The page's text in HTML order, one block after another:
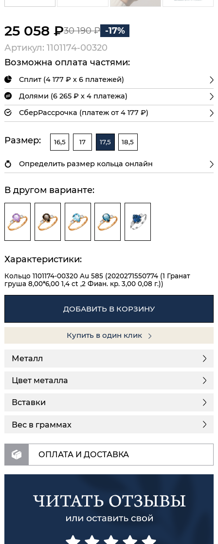
25 058 ₽30 190 ₽ -17%
Артикул: 1101174-00320
Возможна оплата частями:
Сплит (4 177 ₽ х 6 платежей)
Долями (6 265 ₽ х 4 платежа)
СберРассрочка (платеж от 4 177 ₽)
Размер: 16,5 17 17,5 18,5
Определить размер кольца онлайн
В другом варианте:
Характеристики:
Кольцо 1101174-00320 Au 585 (2020271550774 (1 Гранат
груша 8,00*6,00 1,4 ct ,2 Фиан. кр. 3,00 0,08 г.))
ДОБАВИТЬ В КОРЗИНУ
Купить в один клик
Металл
Цвет металла
Вставки
Вес в граммах
ОПЛАТА И ДОСТАВКА